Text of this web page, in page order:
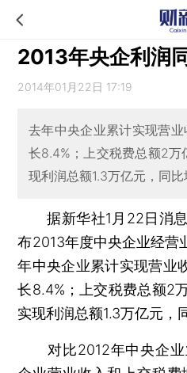
2013年央企利润
2014年01月22日 17:19
去年中央企业累计实现营
长8.4%；上交税费总额2万
现利润总额1.3万亿元，同
据新华社1月22日消息
布2013年度中央企业经营
年中央企业累计实现营业
长8.4%；上交税费总额2
实现利润总额1.3万亿元，
对比2012年中央企业